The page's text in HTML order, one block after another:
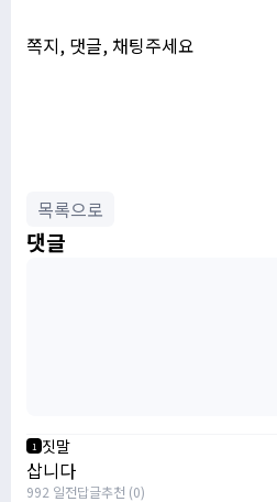
쪽지, 댓글, 채팅주세요
목록으로
댓글
1 짓말
삽니다
992 일전답글추천 (0)